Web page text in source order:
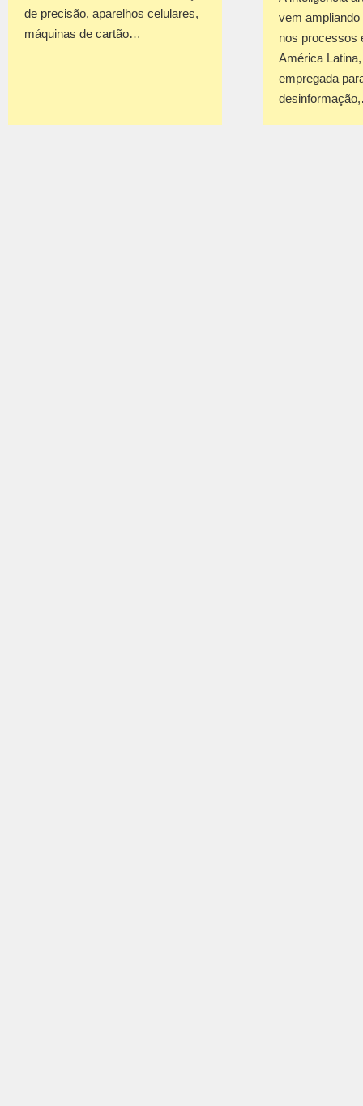
de precisão, aparelhos celulares,
máquinas de cartão…
vem
nos processos
América
empregada